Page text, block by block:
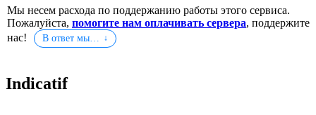
Мы несем расхода по поддержанию работы этого сервиса.
Пожалуйста, помогите нам оплачивать сервера, поддержите
нас!
В ответ мы…
Indicatif